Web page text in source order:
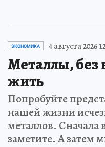
ЭКОНОМИКА 4 августа 2026
Металлы, без
жить
Попробуйте
нашей жизни
металлов. Сначала
заметите. А затем